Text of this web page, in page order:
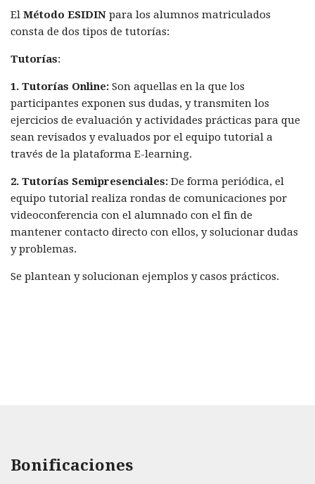
El Método ESIDIN para los alumnos matriculados
consta de dos tipos de tutorías:
Tutorías:
1. Tutorías Online: Son aquellas en la que los
participantes exponen sus dudas, y transmiten los
ejercicios de evaluación y actividades prácticas para que
sean revisados y evaluados por el equipo tutorial a
través de la plataforma E-learning.
2. Tutorías Semipresenciales: De forma periódica, el
equipo tutorial realiza rondas de comunicaciones por
videoconferencia con el alumnado con el fin de
mantener contacto directo con ellos, y solucionar dudas
y problemas.
Se plantean y solucionan ejemplos y casos prácticos.
Bonificaciones